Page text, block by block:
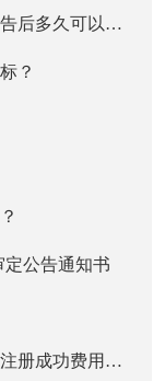
后多久可以打
？
公告通知书
册成功费用退